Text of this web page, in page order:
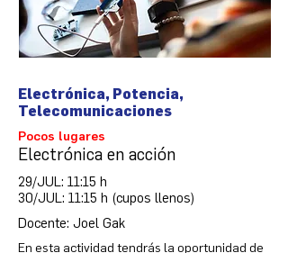
Electrónica, Potencia,
Telecomunicaciones
Pocos lugares
Electrónica en acción
29/JUL: 11:15 h
30/JUL: 11:15 h (cupos llenos)
Docente: Joel Gak
En esta actividad tendrás la oportunidad de